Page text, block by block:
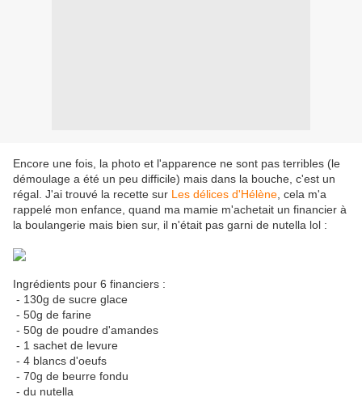
Encore une fois, la photo et l'apparence ne sont pas terribles (le
démoulage a été un peu difficile) mais dans la bouche, c'est un
régal. J'ai trouvé la recette sur Les délices d'Hélène , cela m'a
rappelé mon enfance, quand ma mamie m'achetait un financier à
la boulangerie mais bien sur, il n'était pas garni de nutella lol :
Ingrédients pour 6 financiers :
- 130g de sucre glace
- 50g de farine
- 50g de poudre d'amandes
- 1 sachet de levure
- 4 blancs d'oeufs
- 70g de beurre fondu
- du nutella